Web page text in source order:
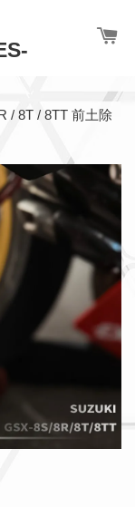
/ 8T / 8TT 前土除